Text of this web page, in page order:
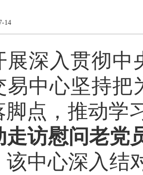
14
展深入贯彻中
易中心坚持把
脚点，推动学
走访慰问老党
该中心深入结